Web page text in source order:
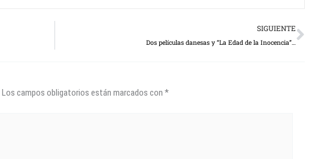
SIGUIENTE
Dos películas danesas y “La Edad de la Inocencia”…
Next
Los campos obligatorios están marcados con *